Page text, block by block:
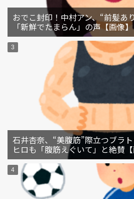
おでこ封印！中村アン、“前髪あ
「新鮮でたまらん」の声【画像】
石井杏奈、“美腹筋”際立つブラ
ヒロも「腹筋えぐいて」と絶賛